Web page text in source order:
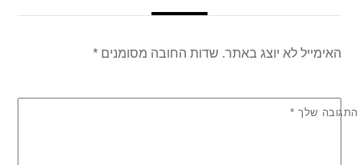
האימייל לא יוצג באתר. שדות החובה מסומנים*
התגובה שלך *